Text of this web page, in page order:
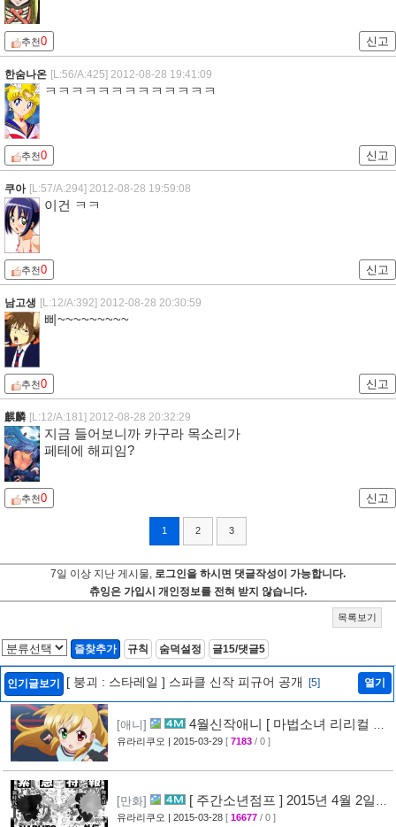
추천0 신고
한숨나온 [L:56/A:425] 2012-08-28 19:41:09
ㅋㅋㅋㅋㅋㅋㅋㅋㅋㅋㅋㅋㅋ
추천0 신고
쿠아 [L:57/A:294] 2012-08-28 19:59:08
이건 ㅋㅋ
추천0 신고
남고생 [L:12/A:392] 2012-08-28 20:30:59
삐~~~~~~~~~
추천0 신고
麒麟 [L:12/A:181] 2012-08-28 20:32:29
지금 들어보니까 카구라 목소리가
페테에 해피임?
추천0 신고
1 2 3
7일 이상 지난 게시물, 로그인을 하시면 댓글작성이 가능합니다.
츄잉은 가입시 개인정보를 전혀 받지 않습니다.
목록보기
즐찾추가 규칙 숨덕설정 글15/댓글5
인기글보기 [ 붕괴 : 스타레일 ] 스파클 신작 피규어 공개 [5] 열기
[애니]
4월신작애니 [ 마법소녀 리리컬 나
노하 ViVid ] PV 영상 공개
유라리쿠오 | 2015-03-29 [ 7183 / 0 ]
[만화]
[ 주간소년점프 ] 2015년 4월 2일
신간목록 표지공개 + [ 나루토 ] 외전만화 연재
유라리쿠오 | 2015-03-28 [ 16677 / 0 ]